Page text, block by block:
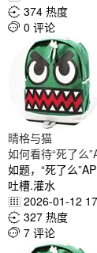
 374 热度
 0 评论
晴格与猫
如何看待“死了么
如题，“死了么
吐槽.灌水
 2026-01-12
 327 热度
 7 评论